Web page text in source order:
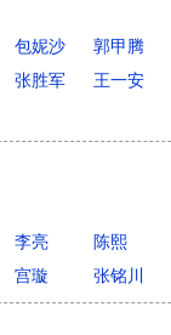
包妮沙 郭甲腾
张胜军 王一安
李亮
陈熙
宫璇 张铭川